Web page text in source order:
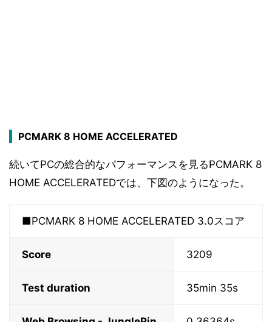
PCMARK 8 HOME ACCELERATED
続いてPCの総合的なパフォーマンスを見るPCMARK 8
HOME ACCELERATEDでは、下図のようになった。
■PCMARK 8 HOME ACCELERATED 3.0スコア
Score 3209
Test duration 35min 35s